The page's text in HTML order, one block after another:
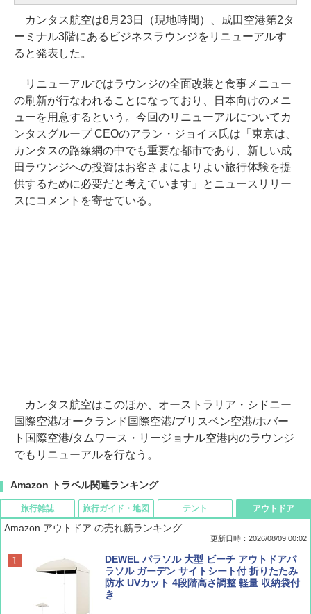
カンタス航空は8月23日（現地時間）、成田空港第2タ
ーミナル3階にあるビジネスラウンジをリニューアルす
ると発表した。
リニューアルではラウンジの全面改装と食事メニュー
の刷新が行なわれることになっており、日本向けのメニ
ューを用意するという。今回のリニューアルについてカ
ンタスグループ CEOのアラン・ジョイス氏は「東京は、
カンタスの路線網の中でも重要な都市であり、新しい成
田ラウンジへの投資はお客さまによりよい旅行体験を提
供するために必要だと考えています」とニュースリリー
スにコメントを寄せている。
カンタス航空はこのほか、オーストラリア・シドニー
国際空港/オークランド国際空港/ブリスベン空港/ホバー
ト国際空港/タムワース・リージョナル空港内のラウンジ
でもリニューアルを行なう。
Amazon トラベル関連ランキング
旅行雑誌
BE-PAL(ビ-パル) 2026年 9 月号【特別付録:
SOTO ミニマル"旅"財布 ランダム2種】
￥1,500
旅行ガイド・地図
D40 地球の歩き方 チェンマイ タイ北部の魅
力的な町 2026～2027 地球の歩き方D アジア
￥2,079
テント
[キャンパーズコレクション 山善] ポップアッ
プテント 傘みたいに広げて畳める パッとサ
ッとサンシェード キューブ フルクローズ メ
ッシュ 簡単設置 ワンタッチテント キャンプ
アウトドア
Amazon アウトドア の売れ筋ランキング
更新日時：2026/08/09 00:02
DEWEL パラソル 大型 ビーチ アウトドアパ
ラソル ガーデン サイトシート付 折りたたみ
防水 UVカット 4段階高さ調整 軽量 収納袋付
き